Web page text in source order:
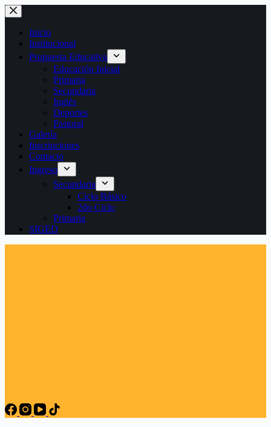
Saltar
al
contenido
Inicio
Institucional
Propuesta Educativa
Educación Inicial
Primaria
Secundaria
Inglés
Deportes
Pastoral
Galería
Inscripciones
Contacto
Ingreso
Secundaria
Ciclo Básico
2do Ciclo
Primaria
SIGED